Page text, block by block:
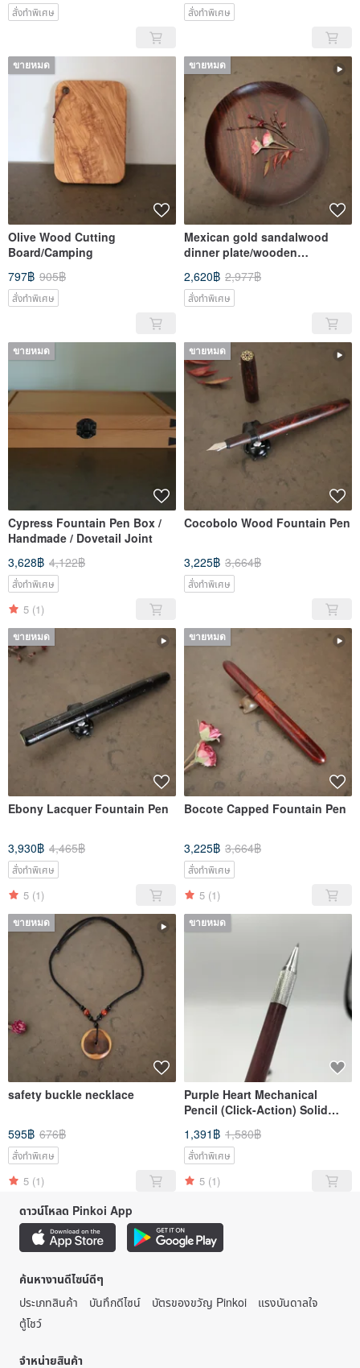
สั่งทำพิเศษ สั่งทำพิเศษ
ขายหมด
Olive Wood Cutting
Board/Camping
797฿ 905฿
สั่งทำพิเศษ
ขายหมด
Mexican gold sandalwood
dinner plate/wooden
plate/handmade
2,620฿ 2,977฿
สั่งทำพิเศษ
ขายหมด
Cypress Fountain Pen Box /
Handmade / Dovetail Joint
3,628฿ 4,122฿
สั่งทำพิเศษ
5 (1)
ขายหมด
Cocobolo Wood Fountain Pen
3,225฿ 3,664฿
สั่งทำพิเศษ
ขายหมด
Ebony Lacquer Fountain Pen
3,930฿ 4,465฿
สั่งทำพิเศษ
5 (1)
ขายหมด
Bocote Capped Fountain Pen
3,225฿ 3,664฿
สั่งทำพิเศษ
5 (1)
ขายหมด
safety buckle necklace
595฿ 676฿
สั่งทำพิเศษ
5 (1)
ขายหมด
Purple Heart Mechanical
Pencil (Click-Action) Solid
Wood Handmade Pen
1,391฿ 1,580฿
สั่งทำพิเศษ
5 (1)
ดาวน์โหลด Pinkoi App
ค้นหางานดีไซน์ดีๆ
ประเภทสินค้า
บันทึกดีไซน์ บัตรของขวัญ Pinkoi
แรงบันดาลใจ
ตู้โชว์
จำหน่ายสินค้า